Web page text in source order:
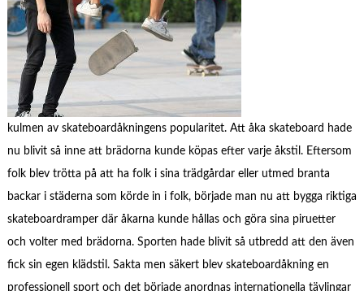
kulmen av skateboardåkningens popularitet. Att åka skateboard hade
nu blivit så inne att brädorna kunde köpas efter varje åkstil. Eftersom
folk blev trötta på att ha folk i sina trädgårdar eller utmed branta
backar i städerna som körde in i folk, började man nu att bygga riktiga
skateboardramper där åkarna kunde hållas och göra sina piruetter
och volter med brädorna. Sporten hade blivit så utbredd att den även
fick sin egen klädstil. Sakta men säkert blev skateboardåkning en
professionell sport och det började anordnas internationella tävlingar